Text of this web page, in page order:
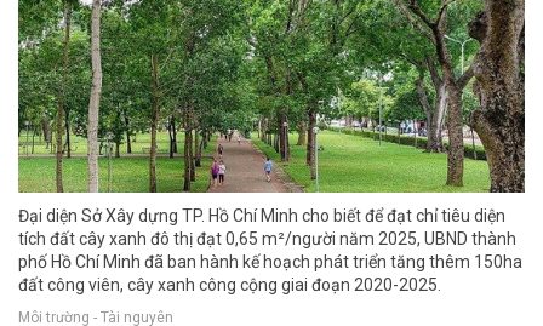
Đại diện Sở Xây dựng TP. Hồ Chí Minh cho biết để đạt chỉ tiêu diện
tích đất cây xanh đô thị đạt 0,65 m²/người năm 2025, UBND thành
phố Hồ Chí Minh đã ban hành kế hoạch phát triển tăng thêm 150ha
đất công viên, cây xanh công cộng giai đoạn 2020-2025.
Môi trường - Tài nguyên